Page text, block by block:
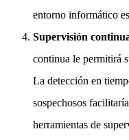
entorno informático
Supervisión
continua le permitirá
La detección en
sospechosos
herramientas de